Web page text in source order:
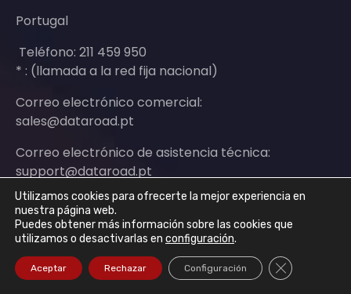
Portugal
Teléfono: 211 459 950
* : (llamada a la red fija nacional)
Correo electrónico comercial:
sales@dataroad.pt
Correo electrónico de asistencia técnica:
support@dataroad.pt
Utilizamos cookies para ofrecerte la mejor experiencia en
nuestra página web.
Puedes obtener más información sobre las cookies que
utilizamos o desactivarlas en configuración.
Aceptar Rechazar Configuración Cerrar el